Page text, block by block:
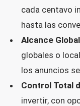
cada centavo
hasta las
Alcance
globales o
los anuncios
Control Total
invertir, con